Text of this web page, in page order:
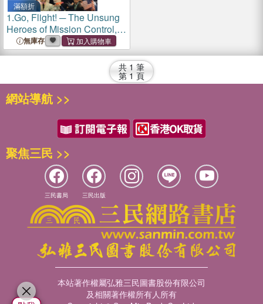
滿額折
1.Go, Flight! ─ The Unsung
Heroes of Mission Control,
1965-1992
無庫存
共 1 筆
第 1 頁
網站導航 >>
聚焦三民 >>
三民書局 三民出版
本站著作權屬弘雅三民圖書股份有限公司
及相關著作權所有人所有